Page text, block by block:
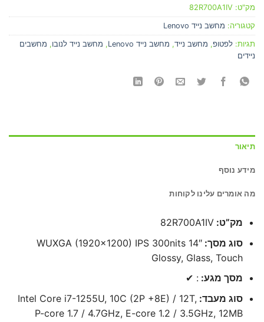
מק"ט: 82R700A1IV
קטגוריה: מחשב נייד Lenovo
תגיות: לפטופ, מחשב נייד, מחשב נייד Lenovo , מחשב נייד לנובו, מחשבים
ניידים
תיאור
מידע נוסף
מה אומרים עלינו לקוחות
מק”ט: 82R700A1IV
סוג מסך:
14″ WUXGA (1920×1200) IPS 300nits
Glossy, Glass, Touch
מסך מגע: : ✔
סוג מעבד: Intel Core i7-1255U, 10C (2P +8E) / 12T,
P-core 1.7 / 4.7GHz, E-core 1.2 / 3.5GHz, 12MB